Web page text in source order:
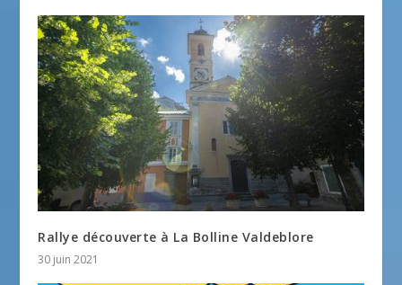
Rallye découverte à La Bolline Valdeblore
30 juin 2021